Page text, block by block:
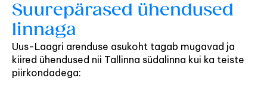
Suurepärased ühendused
linnaga
Uus-Laagri arenduse asukoht tagab mugavad ja
kiired ühendused nii Tallinna südalinna kui ka teiste
piirkondadega: